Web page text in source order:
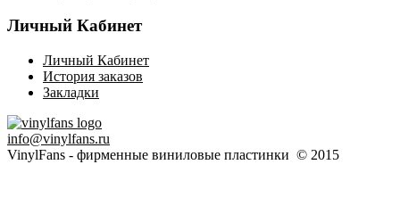
Личный Кабинет
Личный Кабинет
История заказов
Закладки
info@vinylfans.ru
VinylFans - фирменные виниловые пластинки © 2015